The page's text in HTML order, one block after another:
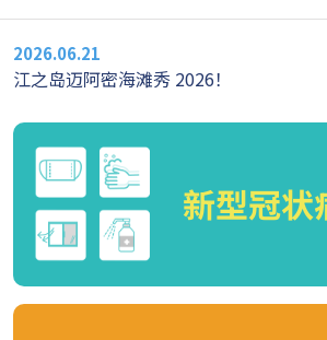
2026.06.21
江之岛迈阿密海滩秀 2026！
新型冠状